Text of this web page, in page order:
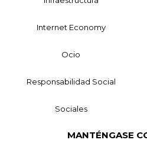
Internet Economy
Ocio
Responsabilidad Social
Sociales
MANTÉNGASE